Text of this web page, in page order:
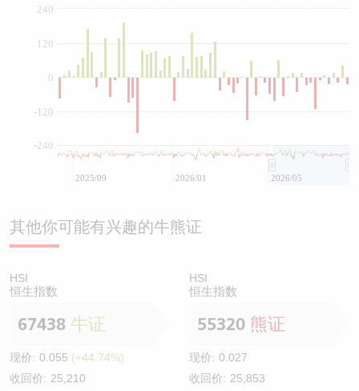
0
-240
-120
120
240
2025/09 2026/01 2026/05
其他你可能有兴趣的牛熊证
HSI
恒生指数
67438 牛证
现价: 0.055 (+44.74%)
收回价: 25,210
HSI
恒生指数
55320 熊证
现价: 0.027
收回价: 25,853